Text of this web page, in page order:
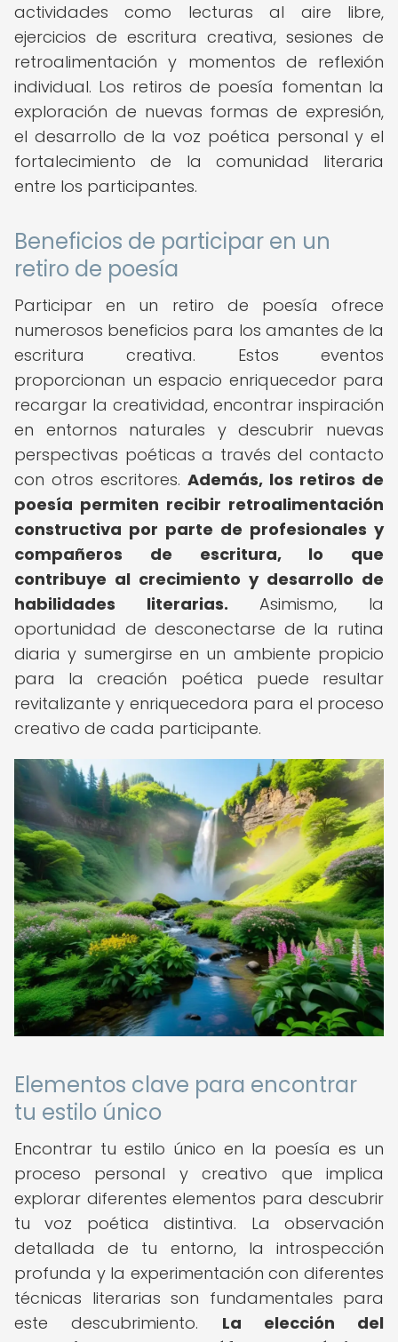
actividades como lecturas al aire libre,
ejercicios de escritura creativa, sesiones de
retroalimentación y momentos de reflexión
individual. Los retiros de poesía fomentan la
exploración de nuevas formas de expresión,
el desarrollo de la voz poética personal y el
fortalecimiento de la comunidad literaria
entre los participantes.
Beneficios de participar en un
retiro de poesía
Participar en un retiro de poesía ofrece
numerosos beneficios para los amantes de la
escritura creativa. Estos eventos
proporcionan un espacio enriquecedor para
recargar la creatividad, encontrar inspiración
en entornos naturales y descubrir nuevas
perspectivas poéticas a través del contacto
con otros escritores. Además, los retiros de
poesía permiten recibir retroalimentación
constructiva por parte de profesionales y
compañeros de escritura, lo que
contribuye al crecimiento y desarrollo de
habilidades literarias. Asimismo, la
oportunidad de desconectarse de la rutina
diaria y sumergirse en un ambiente propicio
para la creación poética puede resultar
revitalizante y enriquecedora para el proceso
creativo de cada participante.
Elementos clave para encontrar
tu estilo único
Encontrar tu estilo único en la poesía es un
proceso personal y creativo que implica
explorar diferentes elementos para descubrir
tu voz poética distintiva. La observación
detallada de tu entorno, la introspección
profunda y la experimentación con diferentes
técnicas literarias son fundamentales para
este descubrimiento. La elección del